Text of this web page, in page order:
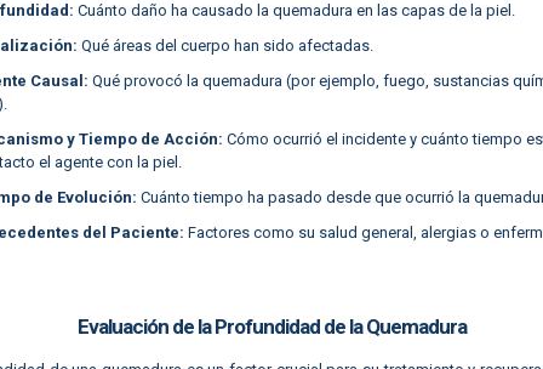
Cuánto daño ha causado la quemadura en las capas de la piel.
Qué áreas del cuerpo han sido afectadas.
Causal: Qué provocó la quemadura (por ejemplo, fuego, sustancias
y Tiempo de Acción: Cómo ocurrió el incidente y cuánto tiempo
el agente con la piel.
de Evolución: Cuánto tiempo ha pasado desde que ocurrió la
del Paciente: Factores como su salud general, alergias o
Evaluación de la Profundidad de la Quemadura